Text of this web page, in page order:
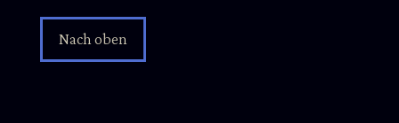
Nach oben